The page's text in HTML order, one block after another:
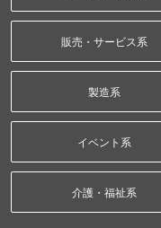
販売・サービス系
製造系
イベント系
介護・福祉系